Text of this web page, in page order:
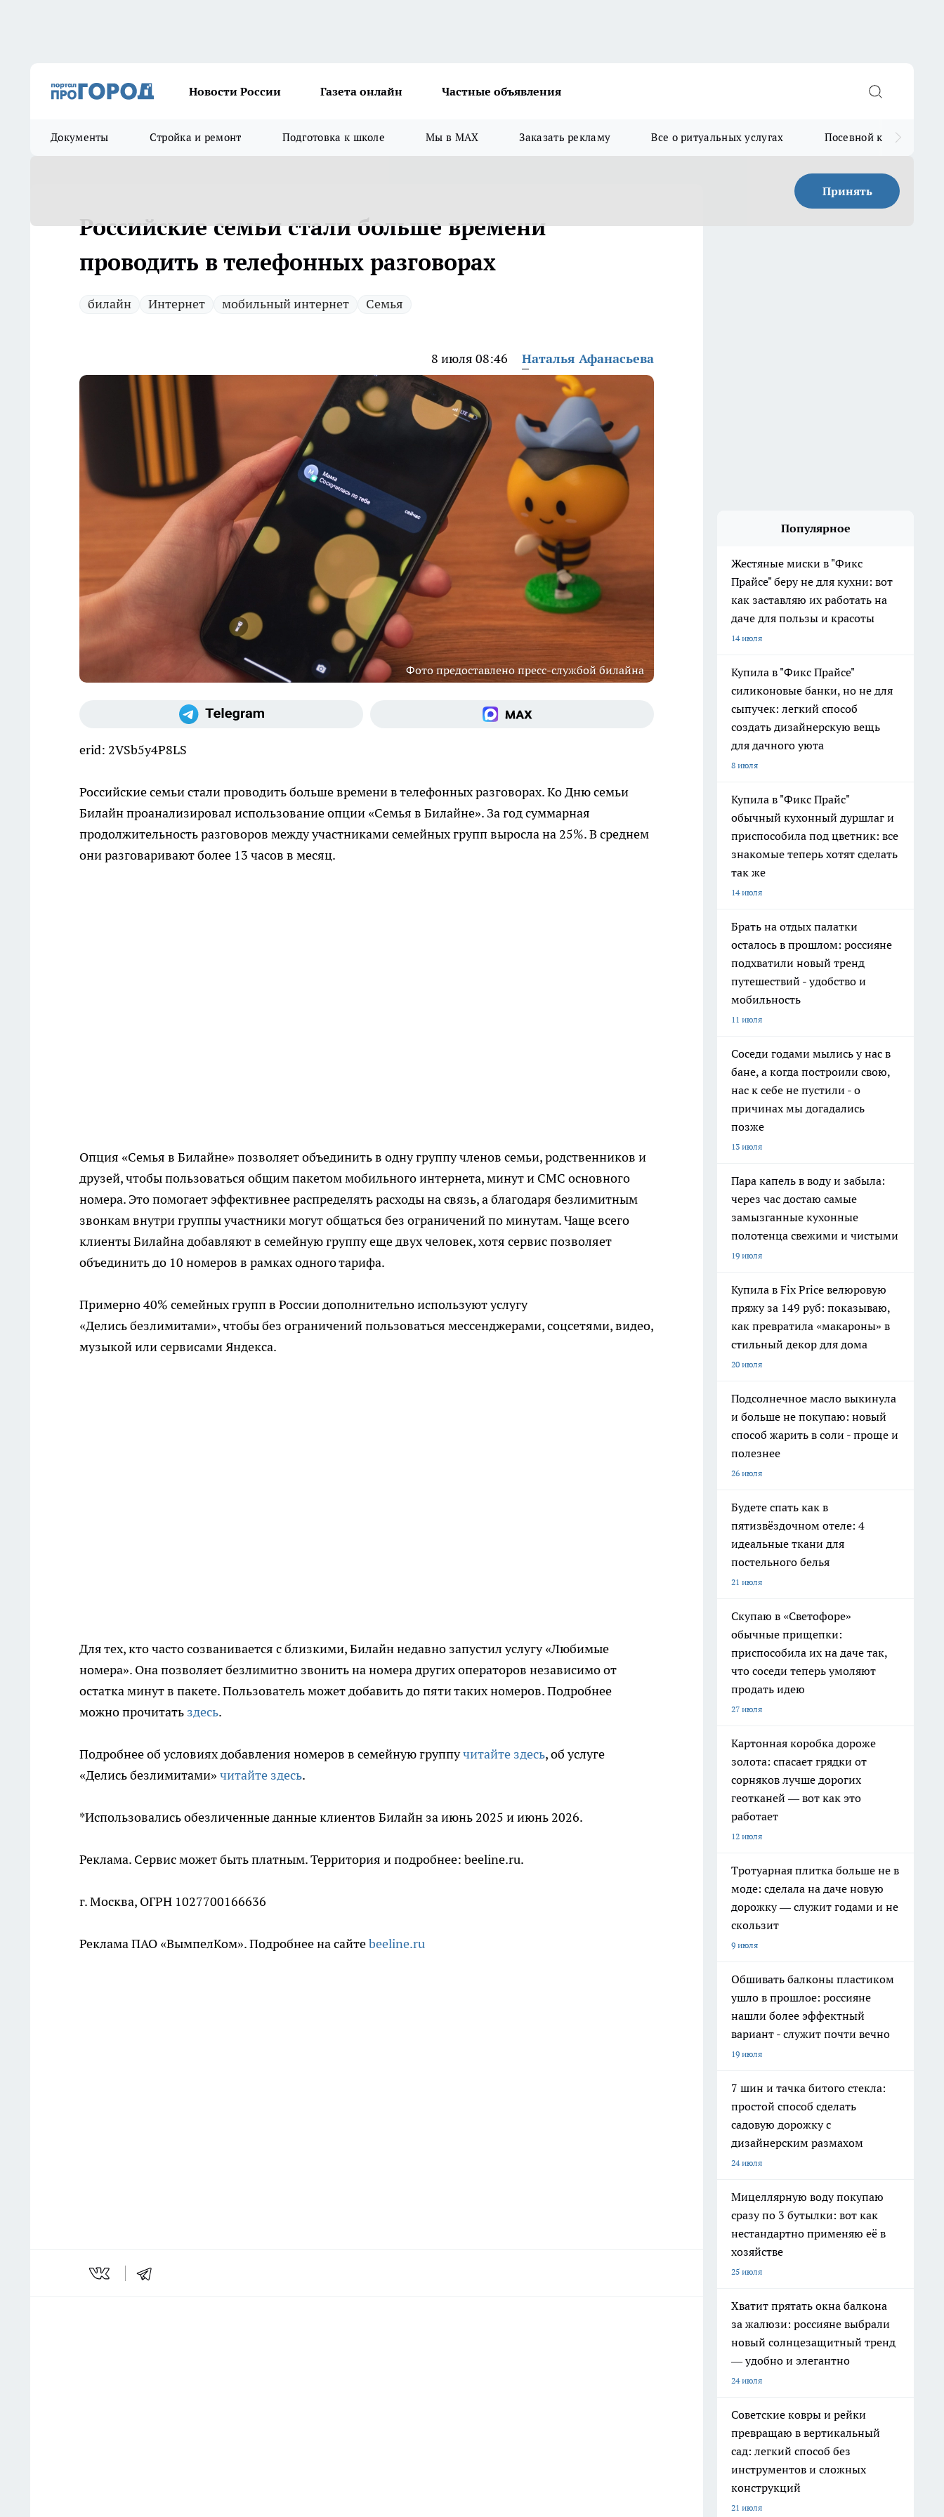
Новости России Газета онлайн Частные объявления
Документы Стройка и ремонт Подготовка к школе Мы в MAX Заказать рекламу Все о ритуальных услугах Посевной календарь
Принять
Российские семьи стали больше времени
проводить в телефонных разговорах
билайн Интернет мобильный интернет Семья
8 июля 08:46 Наталья Афанасьева
Фото предоставлено пресс-службой билайна
erid: 2VSb5y4P8LS
Российские семьи стали проводить больше времени в телефонных разговорах. Ко Дню семьи
Билайн проанализировал использование опции «Семья в Билайне». За год суммарная
продолжительность разговоров между участниками семейных групп выросла на 25%. В среднем
они разговаривают более 13 часов в месяц.
Опция «Семья в Билайне» позволяет объединить в одну группу членов семьи, родственников и
друзей, чтобы пользоваться общим пакетом мобильного интернета, минут и СМС основного
номера. Это помогает эффективнее распределять расходы на связь, а благодаря безлимитным
звонкам внутри группы участники могут общаться без ограничений по минутам. Чаще всего
клиенты Билайна добавляют в семейную группу еще двух человек, хотя сервис позволяет
объединить до 10 номеров в рамках одного тарифа.
Примерно 40% семейных групп в России дополнительно используют услугу
«Делись безлимитами», чтобы без ограничений пользоваться мессенджерами, соцсетями, видео,
музыкой или сервисами Яндекса.
Для тех, кто часто созванивается с близкими, Билайн недавно запустил услугу «Любимые
номера». Она позволяет безлимитно звонить на номера других операторов независимо от
остатка минут в пакете. Пользователь может добавить до пяти таких номеров. Подробнее
можно прочитать здесь.
Подробнее об условиях добавления номеров в семейную группучитайте здесь, об услуге
«Делись безлимитами» читайте здесь.
*Использовались обезличенные данные клиентов Билайн за июнь 2025 и июнь 2026.
Реклама. Сервис может быть платным. Территория и подробнее: beeline.ru.
г. Москва, ОГРН 1027700166636
Реклама ПАО «ВымпелКом». Подробнее на сайтеbeeline.ru
Популярное
Жестяные миски в "Фикс
Прайсе" беру не для кухни: вот
как заставляю их работать на
даче для пользы и красоты
14 июля
Купила в "Фикс Прайсе"
силиконовые банки, но не для
сыпучек: легкий способ
создать дизайнерскую вещь
для дачного уюта
8 июля
Купила в "Фикс Прайс"
обычный кухонный дуршлаг и
приспособила под цветник: все
знакомые теперь хотят сделать
так же
14 июля
Брать на отдых палатки
осталось в прошлом: россияне
подхватили новый тренд
путешествий - удобство и
мобильность
11 июля
Соседи годами мылись у нас в
бане, а когда построили свою,
нас к себе не пустили - о
причинах мы догадались
позже
13 июля
Пара капель в воду и забыла:
через час достаю самые
замызганные кухонные
полотенца свежими и чистыми
19 июля
Купила в Fix Price велюровую
пряжу за 149 руб: показываю,
как превратила «макароны» в
стильный декор для дома
20 июля
Подсолнечное масло выкинула
и больше не покупаю: новый
способ жарить в соли - проще и
полезнее
26 июля
Будете спать как в
пятизвёздочном отеле: 4
идеальные ткани для
постельного белья
21 июля
Скупаю в «Светофоре»
обычные прищепки:
приспособила их на даче так,
что соседи теперь умоляют
продать идею
27 июля
Картонная коробка дороже
золота: спасает грядки от
сорняков лучше дорогих
геотканей — вот как это
работает
12 июля
Тротуарная плитка больше не в
моде: сделала на даче новую
дорожку — служит годами и не
скользит
9 июля
Обшивать балконы пластиком
ушло в прошлое: россияне
нашли более эффектный
вариант - служит почти вечно
19 июля
7 шин и тачка битого стекла:
простой способ сделать
садовую дорожку с
дизайнерским размахом
24 июля
Мицеллярную воду покупаю
сразу по 3 бутылки: вот как
нестандартно применяю её в
хозяйстве
25 июля
Хватит прятать окна балкона
за жалюзи: россияне выбрали
новый солнцезащитный тренд
— удобно и элегантно
24 июля
Советские ковры и рейки
превращаю в вертикальный
сад: легкий способ без
инструментов и сложных
конструкций
21 июля